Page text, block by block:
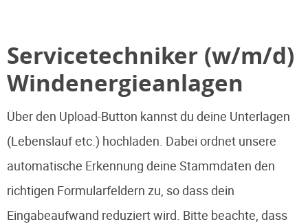
Servicetechniker (w/m/d)
Windenergieanlagen
Über den Upload-Button kannst du deine Unterlagen
(Lebenslauf etc.) hochladen. Dabei ordnet unsere
automatische Erkennung deine Stammdaten den
richtigen Formularfeldern zu, so dass dein
Eingabeaufwand reduziert wird. Bitte beachte, dass